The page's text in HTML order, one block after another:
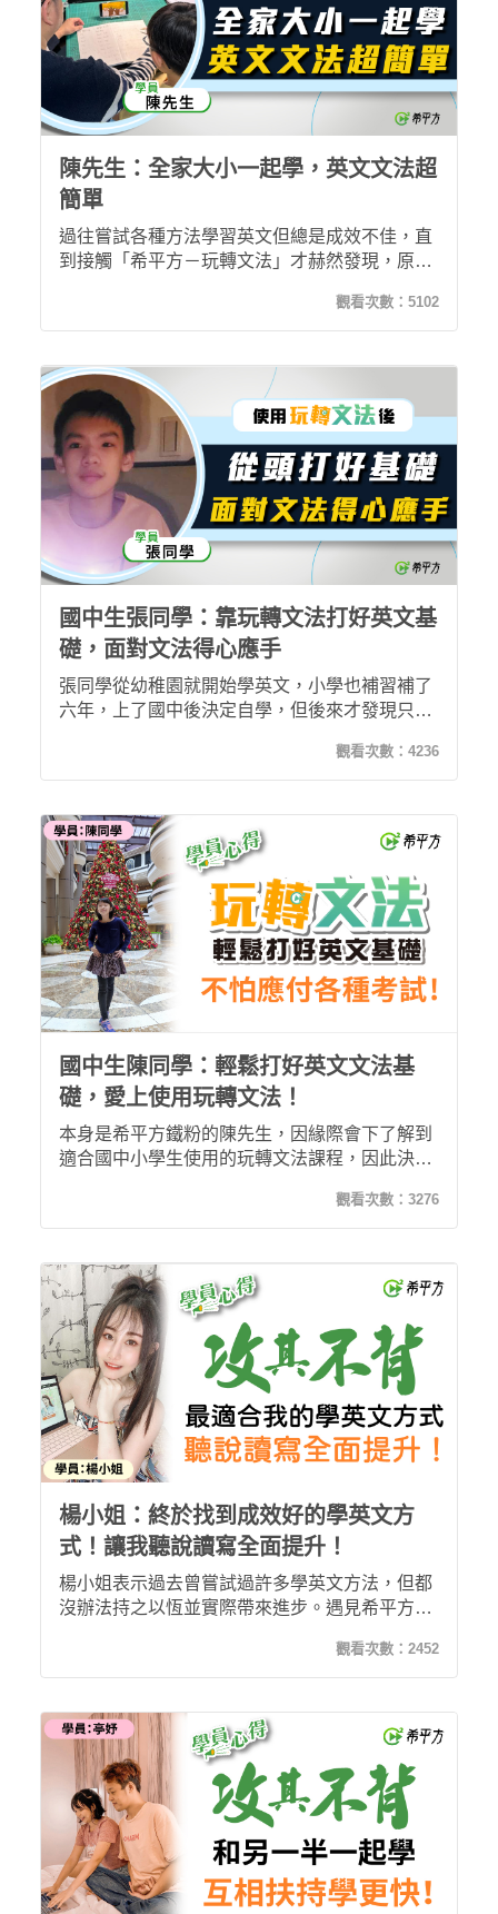
陳先生：全家大小一起學，英文文法超
簡單
過往嘗試各種方法學習英文但總是成效不佳，直
到接觸「希平方－玩轉文法」才赫然發現，原來
易懂的文法解說與生動上課方式，讓陳先生終於
英文大躍進，甚至連家中小孩也拉來一起上課！
觀看次數： 5102
國中生張同學：靠玩轉文法打好英文基
礎，面對文法得心應手
張同學從幼稚園就開始學英文，小學也補習補了
六年，上了國中後決定自學，但後來才發現只靠
文。下定決心從頭開始打好基礎，自從接觸玩轉
文法後，過去難懂的文法，現在也能輕鬆理解記
觀看次數： 4236
國中生陳同學：輕鬆打好英文文法基
礎，愛上使用玩轉文法！
本身是希平方鐵粉的陳先生，因緣際會下了解到
適合國中小學生使用的玩轉文法課程，因此決定
的學習系統，讓她輕鬆就能記下艱澀的文法，不
需要死記硬背！還能夠輕鬆應付考試，打好文法
觀看次數： 3276
楊小姐：終於找到成效好的學英文方
式！讓我聽說讀寫全面提升！
楊小姐表示過去曾嘗試過許多學英文方法，但都
沒辦法持之以恆並實際帶來進步。遇見希平方後
且課程有許多個人化的設計，能貼合個人的需
求。長久下來讓她聽力、口說能力大幅提升。再
用背就通通記住了！
觀看次數： 2452